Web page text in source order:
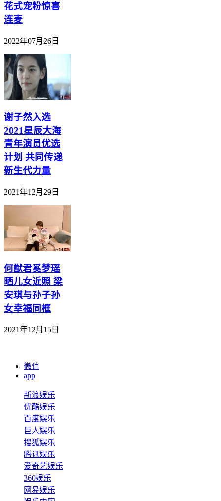
花式宠粉惊喜
连麦
2022年07月26日
谢子然入选
2021星辰大海
青年演员优选
计划 共同传递
新生代力量
2021年12月29日
何猷君奚梦瑶
晒儿女近照 梁
安琪与孙子孙
女幸福同框
2021年12月15日
微信
app
新浪娱乐
优酷娱乐
百度娱乐
巨人娱乐
搜狐娱乐
腾讯娱乐
爱奇艺娱乐
360娱乐
网易娱乐